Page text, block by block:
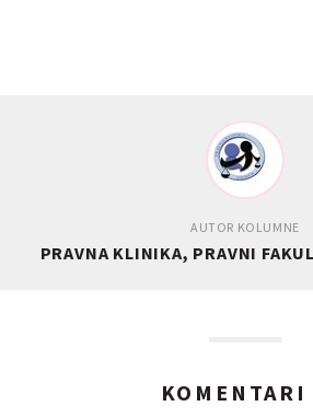
AUTOR KOLUMNE
PRAVNA KLINIKA, PRAVNI
KOMENTARI